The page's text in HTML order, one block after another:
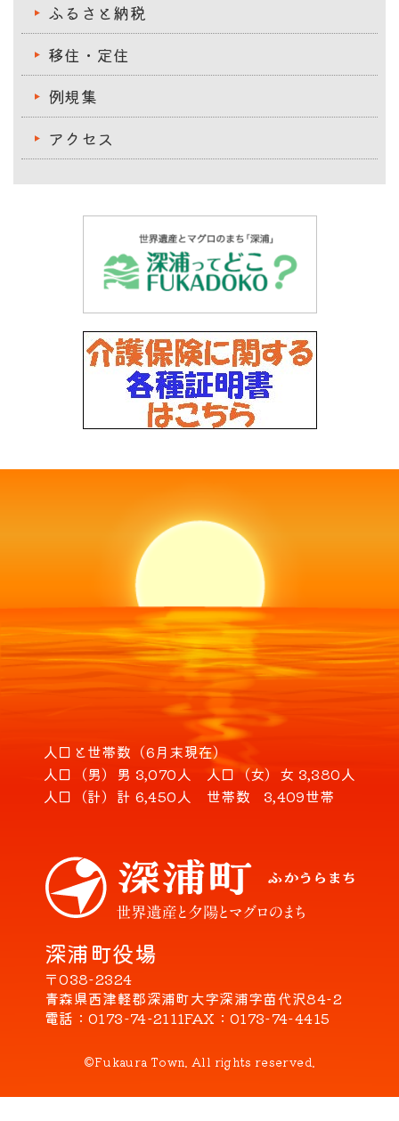
ふるさと納税
移住・定住
例規集
アクセス
深浦町役場
〒038-2324
青森県西津軽郡深浦町大字深浦字苗代沢84-2
電話
0173-74-2111FAX 0173-74-4415
人口と世帯数（6月末現在）
人口（男） 男 3,070人 人口（女） 女 3,380人
人口（計） 計 6,450人 世帯数 3,409世帯
©Fukaura Town. All rights reserved.